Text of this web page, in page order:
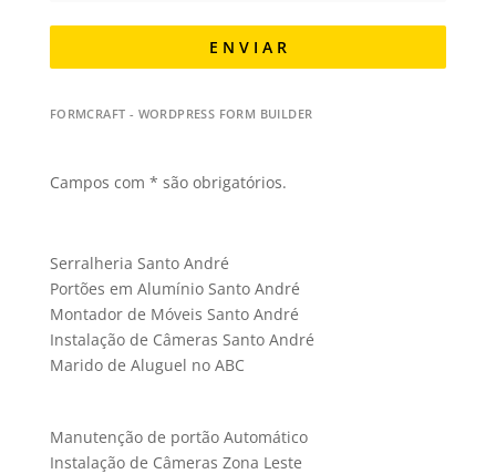
E N V I A R
FORMCRAFT - WORDPRESS FORM BUILDER
Campos com * são obrigatórios.
Serralheria Santo André
Portões em Alumínio Santo André
Montador de Móveis Santo André
Instalação de Câmeras Santo André
Marido de Aluguel no ABC
Manutenção de portão Automático
Instalação de Câmeras Zona Leste